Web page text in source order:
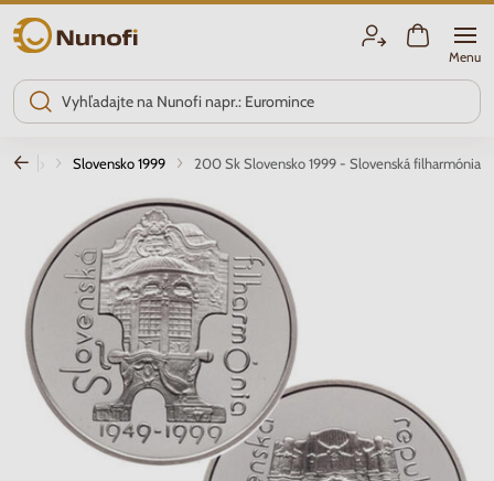
Nunofi.sk
Menu
Slovensko 1999 200 Sk Slovensko 1999 - Slovenská filharmónia